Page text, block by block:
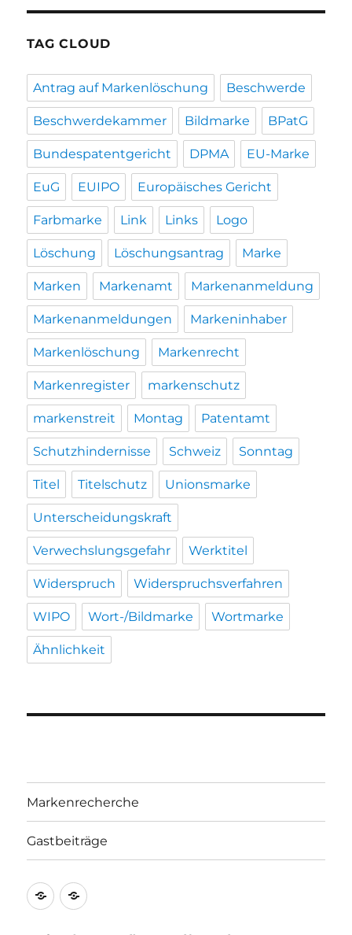
TAG CLOUD
Antrag auf Markenlöschung Beschwerde
Beschwerdekammer Bildmarke BPatG
Bundespatentgericht DPMA EU-Marke
EuG EUIPO Europäisches Gericht
Farbmarke Link Links Logo
Löschung Löschungsantrag Marke
Marken Markenamt Markenanmeldung
Markenanmeldungen Markeninhaber
Markenlöschung Markenrecht
Markenregister markenschutz
markenstreit Montag Patentamt
Schutzhindernisse Schweiz Sonntag
Titel Titelschutz Unionsmarke
Unterscheidungskraft
Verwechslungsgefahr Werktitel
Widerspruch Widerspruchsverfahren
WIPO Wort-/Bildmarke Wortmarke
Ähnlichkeit
Markenrecherche
Gastbeiträge
Markenrecherche
Gastbeiträge